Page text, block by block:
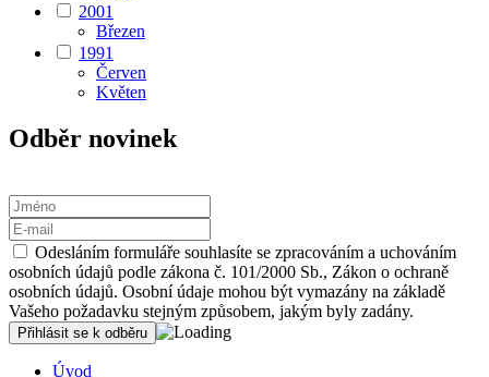
2001
Březen
1991
Červen
Květen
Odběr novinek
Odesláním formuláře souhlasíte se zpracováním a uchováním
osobních údajů podle zákona č. 101/2000 Sb., Zákon o ochraně
osobních údajů. Osobní údaje mohou být vymazány na základě
Vašeho požadavku stejným způsobem, jakým byly zadány.
Úvod